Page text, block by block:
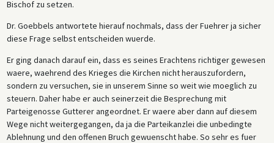
Bischof zu setzen.
Dr. Goebbels antwortete hierauf nochmals, dass der Fuehrer ja sicher
diese Frage selbst entscheiden wuerde.
Er ging danach darauf ein, dass es seines Erachtens richtiger gewesen
waere, waehrend des Krieges die Kirchen nicht herauszufordern,
sondern zu versuchen, sie in unserem Sinne so weit wie moeglich zu
steuern. Daher habe er auch seinerzeit die Besprechung mit
Parteigenosse Gutterer angeordnet. Er waere aber dann auf diesem
Wege nicht weitergegangen, da ja die Parteikanzlei die unbedingte
Ablehnung und den offenen Bruch gewuenscht habe. So sehr es fuer